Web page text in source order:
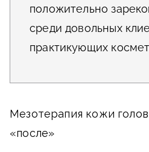
положительно
среди довольных
практикующих
Мезотерапия кожи
«после»